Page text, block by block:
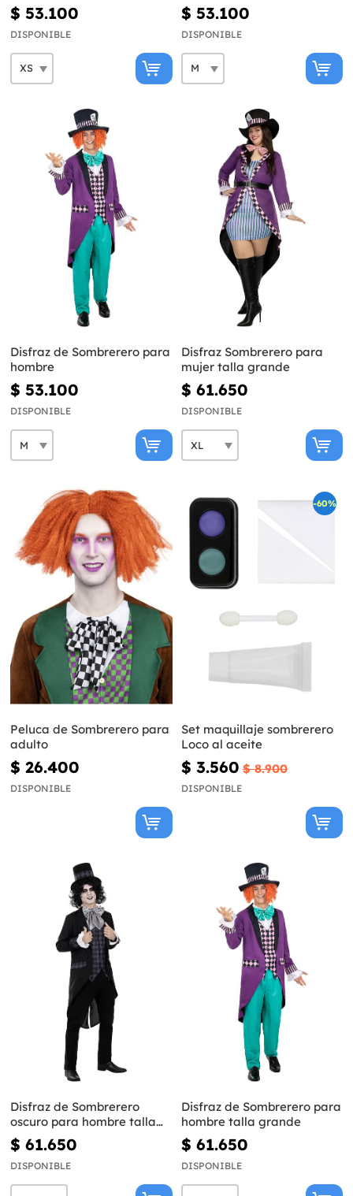
$ 53.100
DISPONIBLE
$ 53.100
DISPONIBLE
Disfraz de Sombrerero para
hombre
$ 53.100
DISPONIBLE
Disfraz Sombrerero para
mujer talla grande
$ 61.650
DISPONIBLE
Peluca de Sombrerero para
adulto
$ 26.400
DISPONIBLE
-60%
Set maquillaje sombrerero
Loco al aceite
$ 3.560 $ 8.900
DISPONIBLE
Disfraz de Sombrerero
oscuro para hombre talla
grande
$ 61.650
DISPONIBLE
Disfraz de Sombrerero para
hombre talla grande
$ 61.650
DISPONIBLE